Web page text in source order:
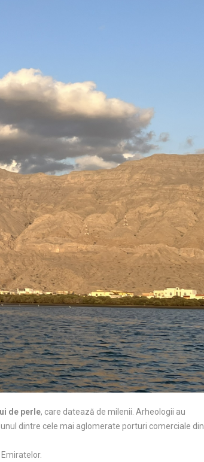
de perle, care datează de milenii. Arheologii au
dintre cele mai aglomerate porturi comerciale din